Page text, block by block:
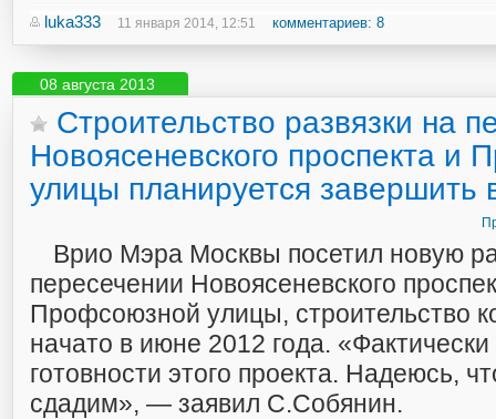
luka333 11 января 2014, 12:51 комментариев: 8
08 августа 2013
Строительство развязки на
Новоясеневского проспекта и
улицы планируется завершить
Врио Мэра Москвы посетил новую
пересечении Новоясеневского
Профсоюзной улицы, строительство
начато в июне 2012 года. «Фактически
готовности этого проекта. Надеюсь,
сдадим», — заявил С.Собянин.